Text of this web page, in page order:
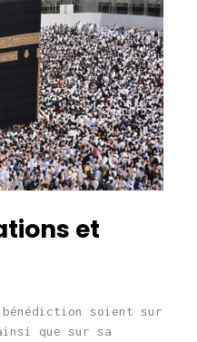
et
soient sur
ainsi que sur sa